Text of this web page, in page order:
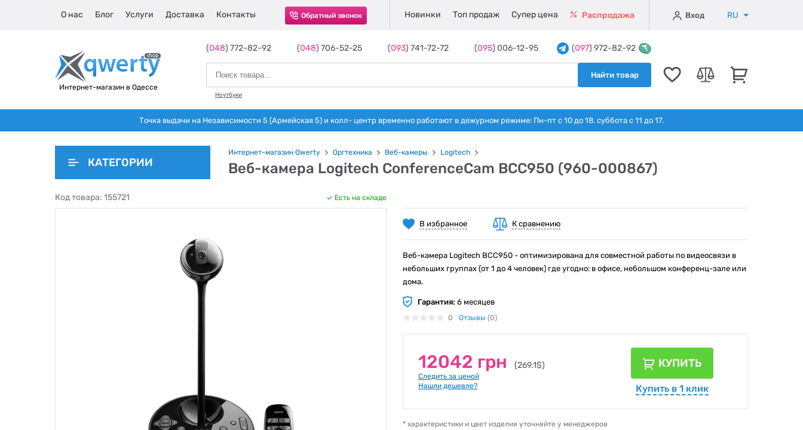
О нас Блог Услуги Доставка Контакты Обратный звонок Новинки Топ продаж Супер цена Распродажа Вход RU
Интернет-магазин в Одессе
(048) 772-82-92 (048) 706-52-25 (093) 741-72-72 (095) 006-12-95 (097) 972-82-92
Найти товар
Ноутбуки
Точка выдачи на Независимости 5 (Армейская 5) и колл- центр временно работают в дежурном режиме: Пн-пт с 10 до 18. суббота с 11 до 17.
КАТЕГОРИИ
Интернет-магазин Qwerty Оргтехника Веб-камеры Logitech
Веб-камера Logitech ConferenceCam BCC950 (960-000867)
Код товара: 155721 Есть на складе
В избранное К сравнению
Beб-камера Logitech BCC950 - оптимизирована для совместной работы по видеосвязи в
небольших группах (от 1 до 4 человек) где угодно: в офисе, небольшом конференц-зале или
дома.
Гарантия: 6 месяцев
0 Отзывы (0)
12042 грн (269.1$)
Следить за ценой
Нашли дешевле?
КУПИТЬ
Купить в 1 клик
* характеристики и цвет изделия уточняйте у менеджеров